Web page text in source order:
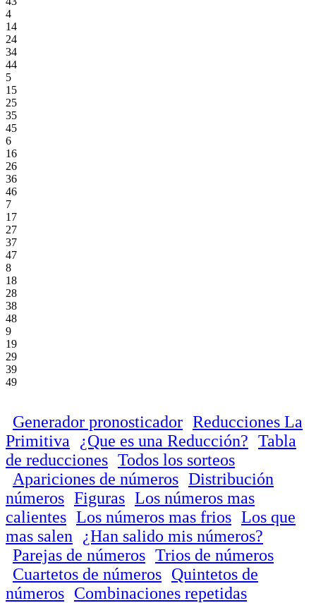
4
14
24
34
44
5
15
25
35
45
6
16
26
36
46
7
17
27
37
47
8
18
28
38
48
9
19
29
39
49
Generador pronosticador Reducciones La
Primitiva
¿Que es una Reducción? Tabla
de reducciones Todos los sorteos
Apariciones de números Distribución
números Figuras Los números mas
calientes Los números mas frios Los que
mas salen
¿Han salido mis números?
Parejas de números Trios de números
Cuartetos de números Quintetos de
números Combinaciones repetidas